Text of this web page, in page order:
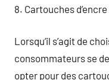
8. Cartouches
Lorsqu’il s’agit de
consommateurs se
opter pour des